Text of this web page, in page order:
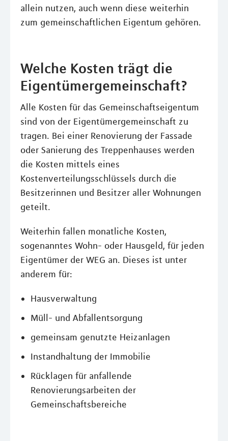
allein nutzen, auch wenn diese weiterhin
zum gemeinschaftlichen Eigentum gehören.
Welche Kosten trägt die
Eigentümergemeinschaft?
Alle Kosten für das Gemeinschaftseigentum
sind von der Eigentümergemeinschaft zu
tragen. Bei einer Renovierung der Fassade
oder Sanierung des Treppenhauses werden
die Kosten mittels eines
Kostenverteilungsschlüssels durch die
Besitzerinnen und Besitzer aller Wohnungen
geteilt.
Weiterhin fallen monatliche Kosten,
sogenanntes Wohn- oder Hausgeld, für jeden
Eigentümer der WEG an. Dieses ist unter
anderem für:
Hausverwaltung
Müll- und Abfallentsorgung
gemeinsam genutzte Heizanlagen
Instandhaltung der Immobilie
Rücklagen für anfallende
Renovierungsarbeiten der
Gemeinschaftsbereiche